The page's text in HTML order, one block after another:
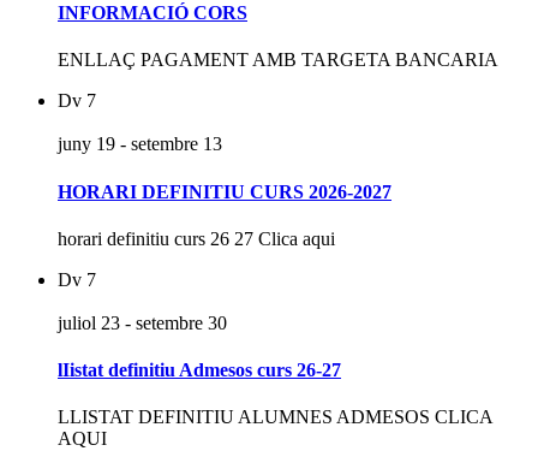
INFORMACIÓ CORS
ENLLAÇ PAGAMENT AMB TARGETA BANCARIA
Dv 7
juny 19 - setembre 13
HORARI DEFINITIU CURS 2026-2027
horari definitiu curs 26 27 Clica aqui
Dv 7
juliol 23 - setembre 30
lIistat definitiu Admesos curs 26-27
LLISTAT DEFINITIU ALUMNES ADMESOS CLICA
AQUI